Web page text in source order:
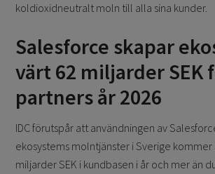
koldioxidneutralt moln till alla sina kunder.
Salesforce skapar
värt 62 miljarder SEK
partners år 2026
IDC förutspår att användningen av
ekosystems molntjänster i Sverige
miljarder SEK i kundbasen i år och mer än